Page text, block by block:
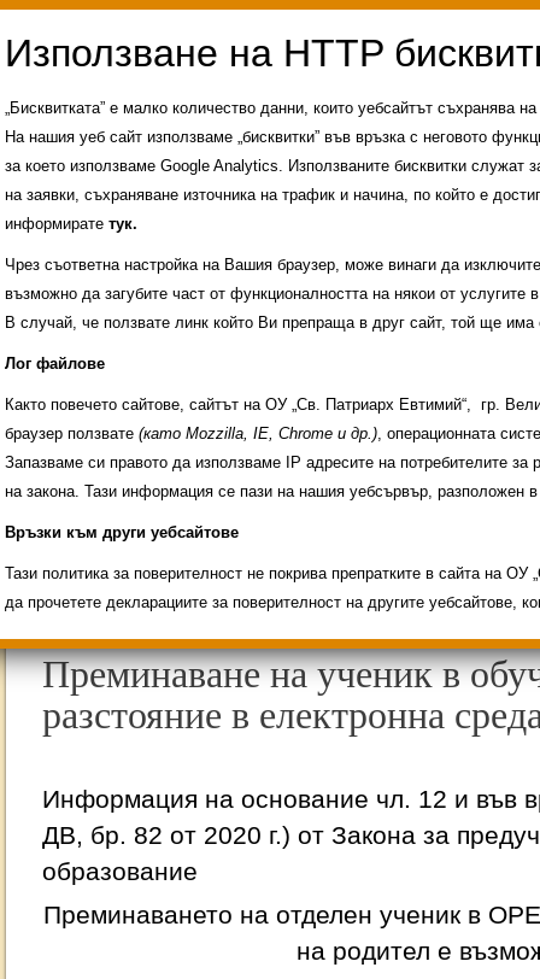
Свободни места за ученици
ИНОВАЦИЯ 2026
Олимпиади 2025/2026
Преминаване на ученик в
разстояние в електронна
Информация на основание чл. 12 и във
ДВ, бр. 82 от 2020 г.) от Закона за
образование
Преминаването на отделен ученик в
на родител е
„Бисквитката” е малко количество данни, които уебсайтът съхранява
На нашия уеб сайт използваме „бисквитки” във връзка с неговото
за което използваме Google Analytics. Използваните бисквитки служат
на заявки, съхраняване източника на трафик и начина, по който е
информирате тук.
Чрез съответна настройка на Вашия браузер, може винаги да
възможно да загубите част от функционалността на някои от услугите
В случай, че ползвате линк който Ви препраща в друг сайт, той ще има
Лог файлове
Както повечето сайтове, сайтът на ОУ „Св. Патриарх Евтимий“, гр.
браузер ползвате (като Mozzilla, IE, Chrome и др.), операционната
Запазваме си правото да използваме IP адресите на потребителите
на закона. Тази информация се пази на нашия уебсървър,
Връзки към други уебсайтове
Тази политика за поверителност не покрива препратките в сайта на
да прочетете декларациите за поверителност на другите уебсайтове,